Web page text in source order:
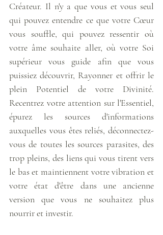
Créateur. Il n'y a que vous et vous seul
qui pouvez entendre ce que votre Cœur
vous souffle, qui pouvez ressentir où
votre âme souhaite aller, où votre Soi
supérieur vous guide afin que vous
puissiez découvrir, Rayonner et offrir le
plein Potentiel de votre Divinité.
Recentrez votre attention sur l'Essentiel,
épurez les sources d'informations
auxquelles vous êtes reliés, déconnectez-
vous de toutes les sources parasites, des
trop pleins, des liens qui vous tirent vers
le bas et maintiennent votre vibration et
votre état d'être dans une ancienne
version que vous ne souhaitez plus
nourrir et investir.